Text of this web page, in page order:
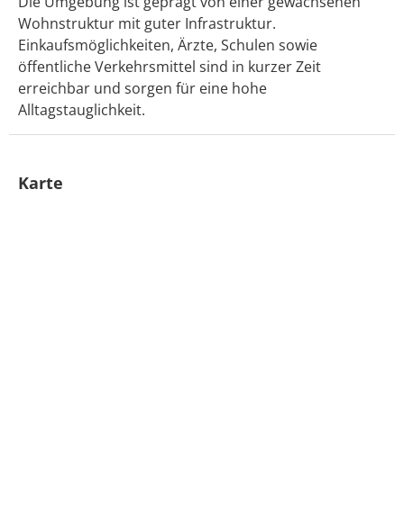
Wohnstruktur mit guter Infrastruktur.
Einkaufsmöglichkeiten, Ärzte, Schulen sowie
öffentliche Verkehrsmittel sind in kurzer Zeit
erreichbar und sorgen für eine hohe
Alltagstauglichkeit.
Karte